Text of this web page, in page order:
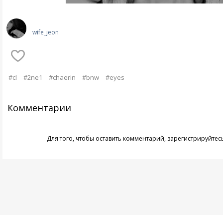
wife_jeon
#cl #2ne1 #chaerin #bnw #eyes
Комментарии
Для того, чтобы оставить комментарий,